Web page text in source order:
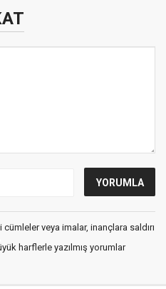
veya imalar, inançlara saldırı
harflerle yazılmış yorumlar